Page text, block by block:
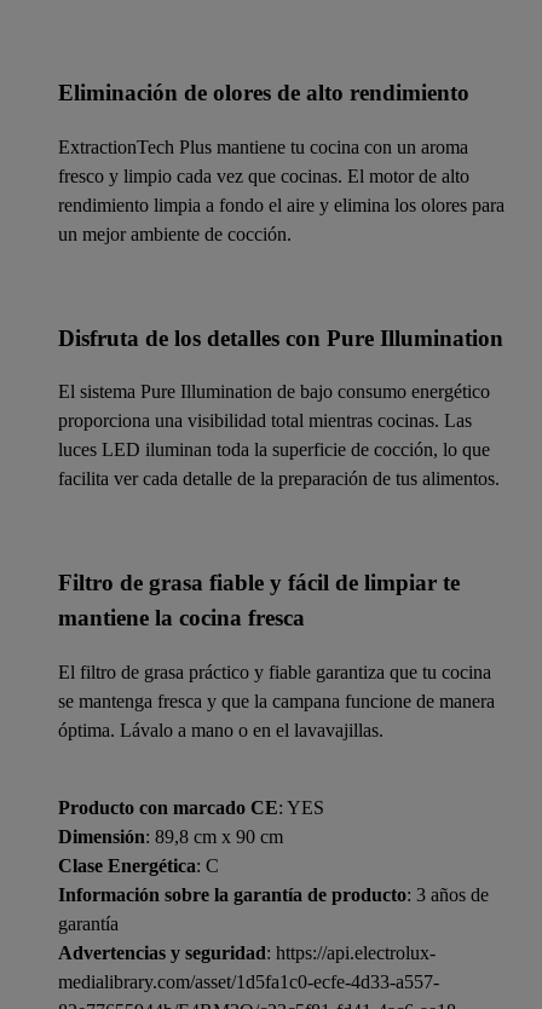
Eliminación de olores de alto rendimiento
ExtractionTech Plus mantiene tu cocina con un aroma
fresco y limpio cada vez que cocinas. El motor de alto
rendimiento limpia a fondo el aire y elimina los olores para
un mejor ambiente de cocción.
Disfruta de los detalles con Pure Illumination
El sistema Pure Illumination de bajo consumo energético
proporciona una visibilidad total mientras cocinas. Las
luces LED iluminan toda la superficie de cocción, lo que
facilita ver cada detalle de la preparación de tus alimentos.
Filtro de grasa fiable y fácil de limpiar te
mantiene la cocina fresca
El filtro de grasa práctico y fiable garantiza que tu cocina
se mantenga fresca y que la campana funcione de manera
óptima. Lávalo a mano o en el lavavajillas.
Producto con marcado CE: YES
Dimensión: 89,8 cm x 90 cm
Clase Energética: C
Información sobre la garantía de producto: 3 años de
garantía
Advertencias y seguridad: https://api.electrolux-
medialibrary.com/asset/1d5fa1c0-ecfe-4d33-a557-